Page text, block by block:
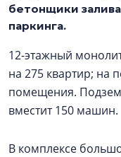
бетонщики
паркинга.
12-этажный
на 275 квартир; на
помещения.
вместит 150 машин.
В комплексе